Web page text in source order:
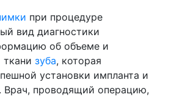
при процедуре
вид диагностики
об объеме и
ткани зуба, которая
установки импланта и
Врач, проводящий операцию,